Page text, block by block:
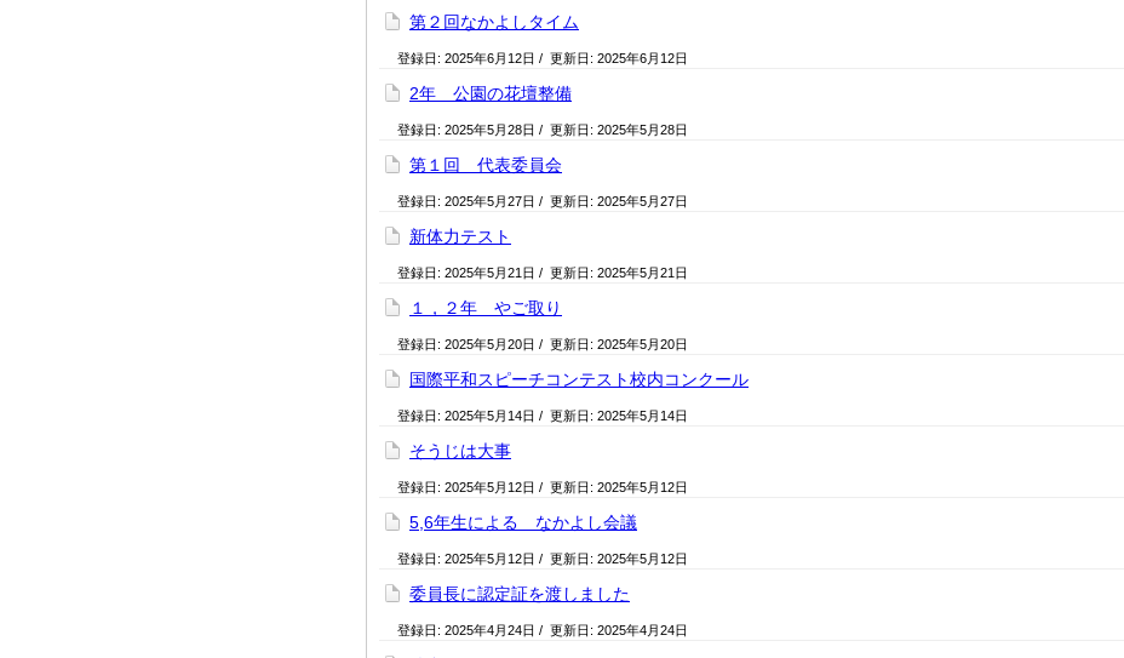
第２回なかよしタイム
登録日: 2025年6月12日 / 更新日: 2025年6月12日
2年 公園の花壇整備
登録日: 2025年5月28日 / 更新日: 2025年5月28日
第１回 代表委員会
登録日: 2025年5月27日 / 更新日: 2025年5月27日
新体力テスト
登録日: 2025年5月21日 / 更新日: 2025年5月21日
１，２年 やご取り
登録日: 2025年5月20日 / 更新日: 2025年5月20日
国際平和スピーチコンテスト校内コンクール
登録日: 2025年5月14日 / 更新日: 2025年5月14日
そうじは大事
登録日: 2025年5月12日 / 更新日: 2025年5月12日
5,6年生による なかよし会議
登録日: 2025年5月12日 / 更新日: 2025年5月12日
委員長に認定証を渡しました
登録日: 2025年4月24日 / 更新日: 2025年4月24日